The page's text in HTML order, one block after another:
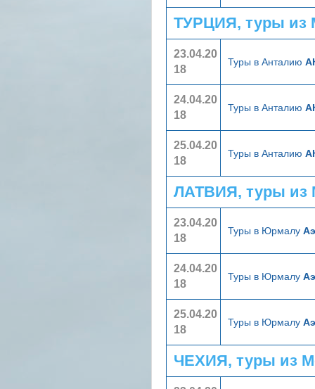
ТУРЦИЯ, туры из
23.04.20
18
Туры в Анталию
24.04.20
18
Туры в Анталию
25.04.20
18
Туры в Анталию
ЛАТВИЯ, туры из
23.04.20
18
Туры в Юрмалу
24.04.20
18
Туры в Юрмалу
25.04.20
18
Туры в Юрмалу
ЧЕХИЯ, туры из